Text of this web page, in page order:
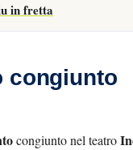
in fretta
congiunto
congiunto nel teatro